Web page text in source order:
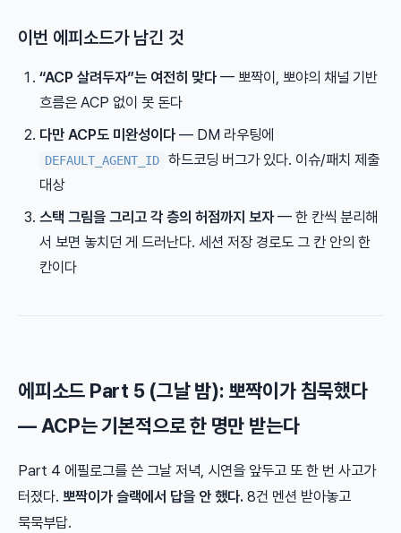
이번 에피소드가 남긴 것
“ACP 살려두자”는 여전히 맞다 — 뽀짝이, 뽀야의 채널 기반
흐름은 ACP 없이 못 돈다
다만 ACP도 미완성이다 — DM 라우팅에
DEFAULT_AGENT_ID
하드코딩 버그가 있다. 이슈/패치 제출
대상
스택 그림을 그리고 각 층의 허점까지 보자— 한 칸씩 분리해
서 보면 놓치던 게 드러난다. 세션 저장 경로도 그 칸 안의 한
칸이다
에피소드 Part 5 (그날 밤): 뽀짝이가 침묵했다
— ACP는 기본적으로 한 명만 받는다
Part 4 에필로그를 쓴 그날 저녁, 시연을 앞두고 또 한 번 사고가
터졌다. 뽀짝이가 슬랙에서 답을 안 했다. 8건 멘션 받아놓고
묵묵부답.